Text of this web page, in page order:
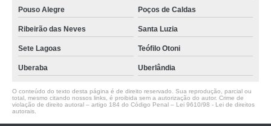
Pouso Alegre Poços de Caldas
Ribeirão das Neves Santa Luzia
Sete Lagoas Teófilo Otoni
Uberaba Uberlândia
O conteúdo do texto desta página é de direito reservado. Sua reprodução, parcial ou
total, mesmo citando nossos links, é proibida sem a autorização do autor. Crime de
violação de direito autoral – artigo 184 do Código Penal – Lei 9610/98 - Lei de direitos
autorais